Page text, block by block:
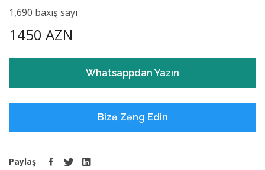
1,690 baxış sayı
1450 AZN
Whatsappdan Yazın
Bizə Zəng Edin
Paylaş